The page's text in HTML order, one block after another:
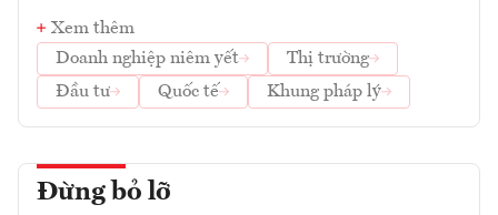
Xem thêm
Doanh nghiệp niêm yết
Thị trường
Đầu tư
Quốc tế Khung pháp lý
Đừng bỏ lỡ